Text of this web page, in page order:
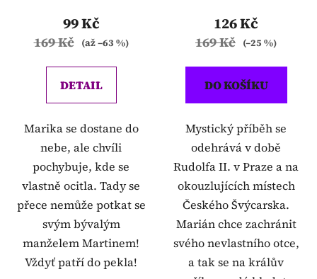
99 Kč
169 Kč (až –63 %)
DETAIL
Marika se dostane do
nebe, ale chvíli
pochybuje, kde se
vlastně ocitla. Tady se
přece nemůže potkat se
svým bývalým
manželem Martinem!
Vždyť patří do pekla!
126 Kč
169 Kč (–25 %)
DO KOŠÍKU
Mystický příběh se
odehrává v době
Rudolfa II. v Praze a na
okouzlujících místech
Českého Švýcarska.
Marián chce zachránit
svého nevlastního otce,
a tak se na králův